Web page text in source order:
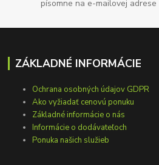
písomne na e-mailovej adrese
ZÁKLADNÉ INFORMÁCIE
Ochrana osobných údajov GDPR
Ako vyžiadať cenovú ponuku
Základné informácie o nás
Informácie o dodávateľoch
Ponuka našich služieb